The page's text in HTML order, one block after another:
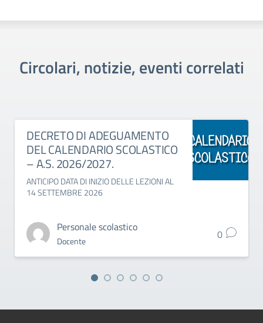
Circolari, notizie, eventi correlati
DECRETO DI ADEGUAMENTO
DEL CALENDARIO SCOLASTICO
– A.S. 2026/2027.
ANTICIPO DATA DI INIZIO DELLE LEZIONI AL
14 SETTEMBRE 2026
Personale scolastico
Docente 0